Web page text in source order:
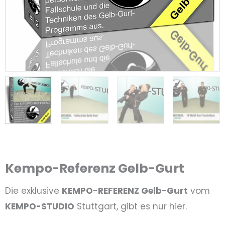
Kempo-Referenz Gelb-Gurt
Die exklusive KEMPO-REFERENZ Gelb-Gurt vom
KEMPO-STUDIO Stuttgart, gibt es nur hier.